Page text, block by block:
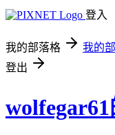
登入
我的部落格 我的
登出